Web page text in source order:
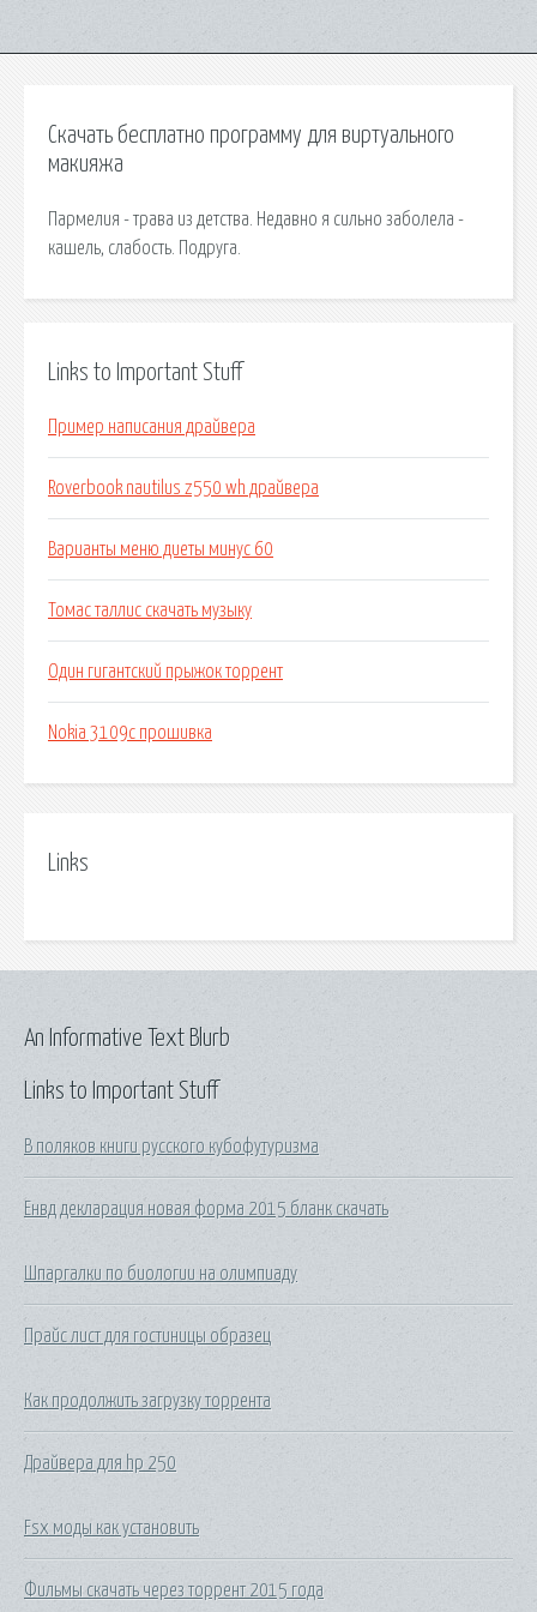
Скачать бесплатно программу для виртуального
макияжа
Пармелия - трава из детства. Недавно я сильно заболела -
кашель, слабость. Подруга.
Links to Important Stuff
Пример написания драйвера
Roverbook nautilus z550 wh драйвера
Варианты меню диеты минус 60
Томас таллис скачать музыку
Один гигантский прыжок торрент
Nokia 3109c прошивка
Links
Links to Important Stuff
В поляков книги русского кубофутуризма
Енвд декларация новая форма 2015 бланк скачать
Шпаргалки по биологии на олимпиаду
Прайс лист для гостиницы образец
Как продолжить загрузку торрента
Драйвера для hp 250
Fsx моды как установить
Фильмы скачать через торрент 2015 года
An Informative Text Blurb